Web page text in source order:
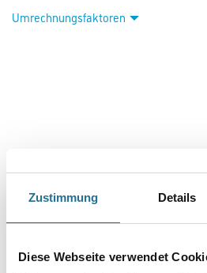
Zustimmung Details
Diese Webseite verwendet
Umrechnungsfaktoren
PRODUKTEIGENSCHAFTEN
- Sehr gute Haftung